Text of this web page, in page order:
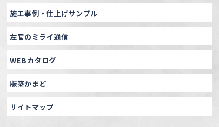
施工事例・仕上げサンプル
左官のミライ通信
WEBカタログ
版築かまど
サイトマップ